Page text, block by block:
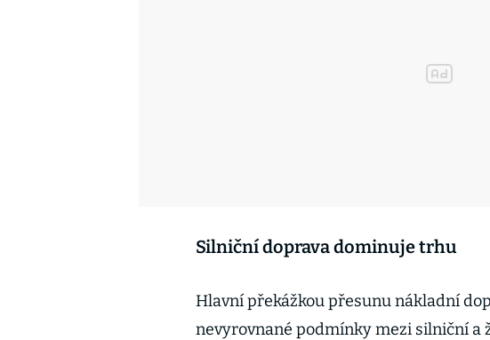
Silniční doprava dominuje trhu
Hlavní překážkou přesunu nákladní
nevyrovnané podmínky mezi silniční a